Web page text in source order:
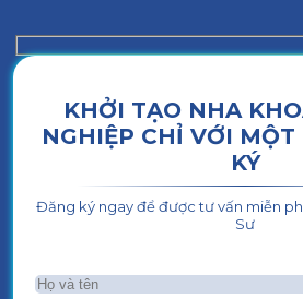
KHỞI TẠO NHA
NGHIỆP CHỈ VỚI
KÝ
Đăng ký ngay để được tư vấn miễn
Sư